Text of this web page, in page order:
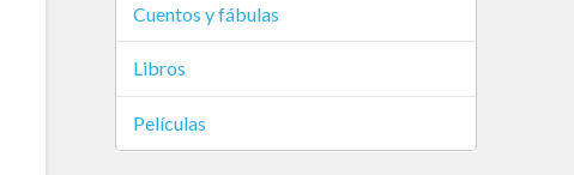
Cuentos y fábulas
Libros
Películas